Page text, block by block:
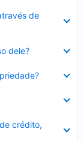
de
dele?
crédito,